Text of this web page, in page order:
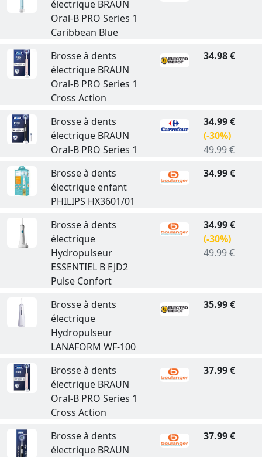
électrique BRAUN
Oral-B PRO Series 1
Caribbean Blue
Brosse à dents
électrique BRAUN
Oral-B PRO Series 1
Cross Action
34.98 €
Brosse à dents
électrique BRAUN
Oral-B PRO Series 1
34.99 €
(-30%)
49.99 €
Brosse à dents
électrique enfant
PHILIPS HX3601/01
34.99 €
Brosse à dents
électrique
Hydropulseur
ESSENTIEL B EJD2
Pulse Confort
34.99 €
(-30%)
49.99 €
Brosse à dents
électrique
Hydropulseur
LANAFORM WF-100
35.99 €
Brosse à dents
électrique BRAUN
Oral-B PRO Series 1
Cross Action
37.99 €
Brosse à dents
électrique BRAUN
37.99 €